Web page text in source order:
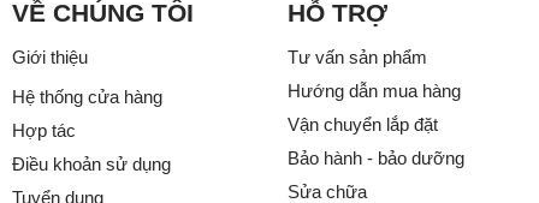
VỀ CHÚNG TÔI
Giới thiệu
Hệ thống cửa hàng
Hợp tác
Điều khoản sử dụng
Tuyển dụng
HỖ TRỢ
Tư vấn sản phẩm
Hướng dẫn mua hàng
Vận chuyển lắp đặt
Bảo hành - bảo dưỡng
Sửa chữa